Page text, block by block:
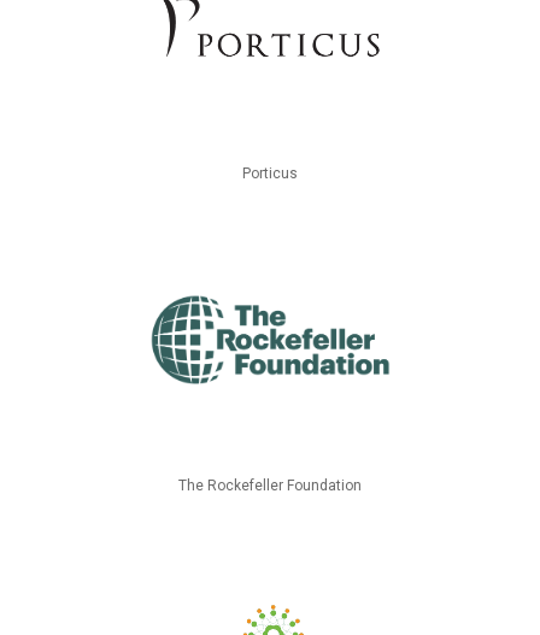
Porticus
The Rockefeller Foundation